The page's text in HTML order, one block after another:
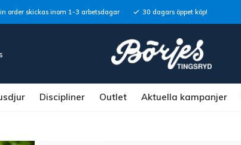
order skickas inom 1-3 arbetsdagar 30 dagars öppet köp!
Discipliner Outlet Aktuella kampanjer